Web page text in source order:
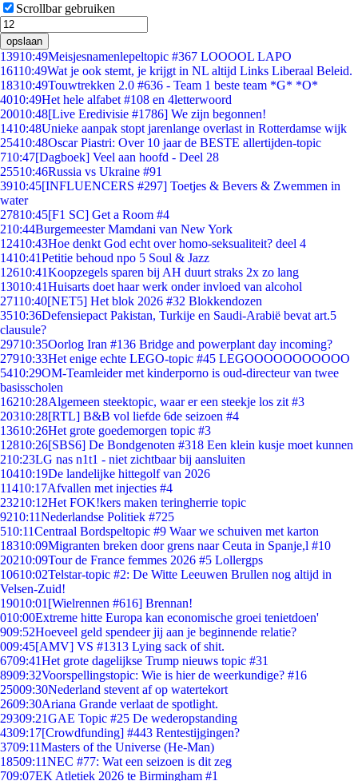
Scrollbar gebruiken
opslaan
13910:49Meisjesnamenlepeltopic #367 LOOOOL LAPO
16110:49Wat je ook stemt, je krijgt in NL altijd Links Liberaal Beleid.
18310:49Touwtrekken 2.0 #636 - Team 1 beste team *G* *O*
4010:49Het hele alfabet #108 en 4letterwoord
20010:48[Live Eredivisie #1786] We zijn begonnen!
1410:48Unieke aanpak stopt jarenlange overlast in Rotterdamse wijk
25410:48Oscar Piastri: Over 10 jaar de BESTE allertijden-topic
710:47[Dagboek] Veel aan hoofd - Deel 28
25510:46Russia vs Ukraine #91
3910:45[INFLUENCERS #297] Toetjes & Bevers & Zwemmen in
water
27810:45[F1 SC] Get a Room #4
210:44Burgemeester Mamdani van New York
12410:43Hoe denkt God echt over homo-seksualiteit? deel 4
1410:41Petitie behoud npo 5 Soul & Jazz
12610:41Koopzegels sparen bij AH duurt straks 2x zo lang
13010:41Huisarts doet haar werk onder invloed van alcohol
27110:40[NET5] Het blok 2026 #32 Blokkendozen
3510:36Defensiepact Pakistan, Turkije en Saudi-Arabië bevat art.5
clausule?
29710:35Oorlog Iran #136 Bridge and powerplant day incoming?
27910:33Het enige echte LEGO-topic #45 LEGOOOOOOOOOOO
5410:29OM-Teamleider met kinderporno is oud-directeur van twee
basisscholen
16210:28Algemeen steektopic, waar er een steekje los zit #3
20310:28[RTL] B&B vol liefde 6de seizoen #4
13610:26Het grote goedemorgen topic #3
12810:26[SBS6] De Bondgenoten #318 Een klein kusje moet kunnen
210:23LG nas n1t1 - niet zichtbaar bij aansluiten
10410:19De landelijke hittegolf van 2026
11410:17Afvallen met injecties #4
23210:12Het FOK!kers maken teringherrie topic
9210:11Nederlandse Politiek #725
510:11Centraal Bordspeltopic #9 Waar we schuiven met karton
18310:09Migranten breken door grens naar Ceuta in Spanje,l #10
20210:09Tour de France femmes 2026 #5 Lollergps
10610:02Telstar-topic #2: De Witte Leeuwen Brullen nog altijd in
Velsen-Zuid!
19010:01 [Wielrennen #616] Brennan!
010:00Extreme hitte Europa kan economische groei tenietdoen'
909:52Hoeveel geld spendeer jij aan je beginnende relatie?
009:45[AMV] VS #1313 Lying sack of shit.
6709:41Het grote dagelijkse Trump nieuws topic #31
8909:32Voorspellingstopic: Wie is hier de weerkundige? #16
25009:30Nederland stevent af op watertekort
2609:30Ariana Grande verlaat de spotlight.
29309:21GAE Topic #25 De wederopstanding
4309:17[Crowdfunding] #443 Rentestijgingen?
3709:11Masters of the Universe (He-Man)
18509:11NEC #77: Wat een seizoen is dit zeg
709:07EK Atletiek 2026 te Birmingham #1